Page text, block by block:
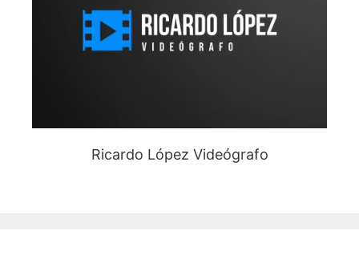
Ricardo López Videógrafo